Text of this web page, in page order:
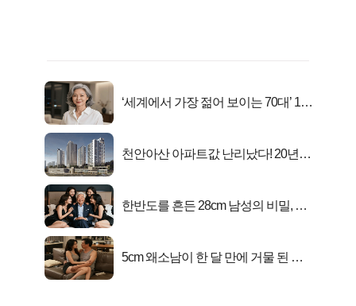
‘세계에서 가장 젊어 보이는 70대’ 1위
천안아산 아파트값 난리났다! 20년
한반도를 흔든 28cm 남성의 비밀, 매
5cm 왜소남이 한 달 만에 거물 된 사